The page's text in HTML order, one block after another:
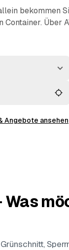
bekommen
Container. Über
oder
und
Angebote ansehen